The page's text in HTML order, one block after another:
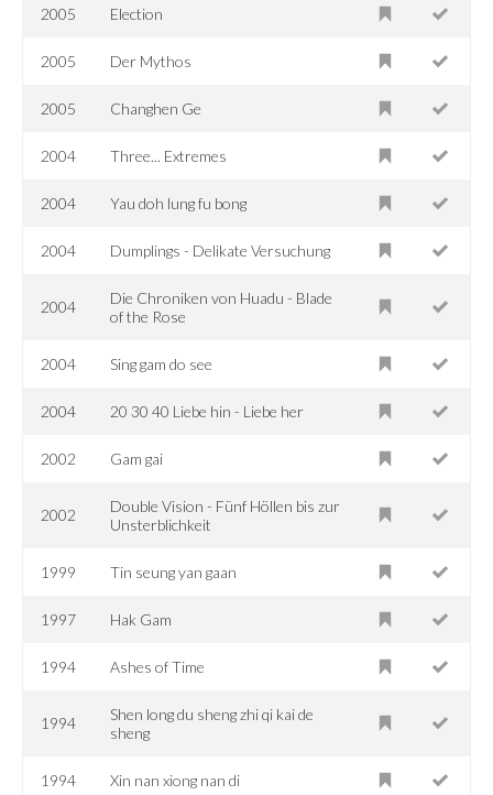
2005 Election
2005 Der Mythos
2005 Changhen Ge
2004 Three... Extremes
2004 Yau doh lung fu bong
2004 Dumplings - Delikate Versuchung
2004
Die Chroniken von Huadu - Blade
of the Rose
2004 Sing gam do see
2004 20 30 40 Liebe hin - Liebe her
2002 Gam gai
2002
Double Vision - Fünf Höllen bis zur
Unsterblichkeit
1999 Tin seung yan gaan
1997 Hak Gam
1994 Ashes of Time
1994
Shen long du sheng zhi qi kai de
sheng
1994 Xin nan xiong nan di